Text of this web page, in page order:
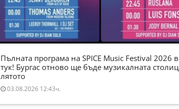
Пълната програма на SPICE Music Festival 2026
тук! Бургас отново ще бъде музикалната
лятото
03.08.2026 12:43ч.